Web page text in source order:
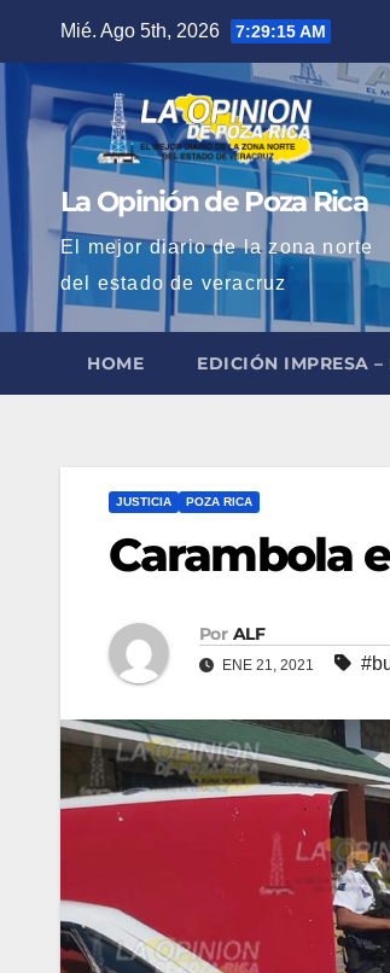
contenido
Mié. Ago 5th, 2026 7:29:17 AM
La Opinión de Poza Rica
El mejor diario de la zona norte
del estado de veracruz
HOME EDICIÓN IMPRESA
JUSTICIA POZA RICA
Carambola
Por ALF
ENE 21, 2021